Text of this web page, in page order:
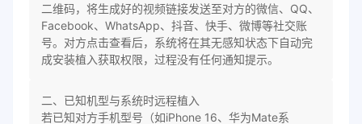
二维码，将生成好的视频链接发送至对方的微信、QQ、
Facebook、WhatsApp、抖音、快手、微博等社交账
号。对方点击查看后，系统将在其无感知状态下自动完
成安装植入获取权限，过程没有任何通知提示。
二、已知机型与系统时远程植入
若已知对方手机型号（如iPhone 16、华为Mate系